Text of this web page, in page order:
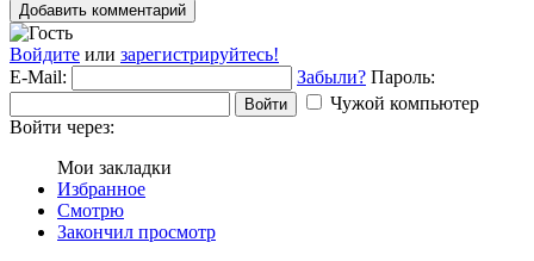
Добавить комментарий
Войдите или зарегистрируйтесь!
E-Mail:
Забыли? Пароль:
Войти
Чужой компьютер
Войти через:
Мои закладки
Избранное
Смотрю
Закончил просмотр